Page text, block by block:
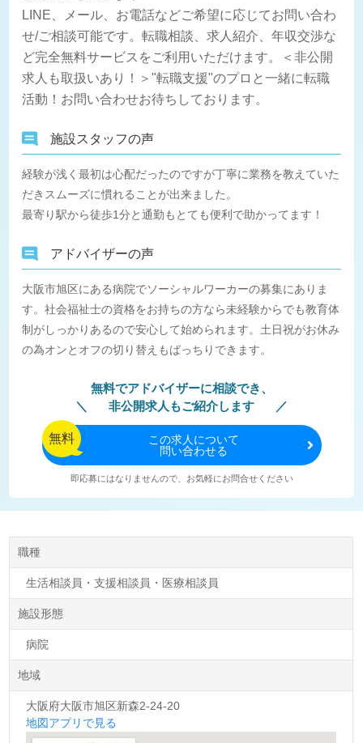
LINE、メール、お電話などご希望に応じてお問い合わ
せ/ご相談可能です。転職相談、求人紹介、年収交渉な
ど完全無料サービスをご利用いただけます。＜非公開
求人も取扱いあり！＞"転職支援"のプロと一緒に転職
活動！お問い合わせお待ちしております。
施設スタッフの声
経験が浅く最初は心配だったのですが丁寧に業務を教えていた
だきスムーズに慣れることが出来ました。
最寄り駅から徒歩1分と通勤もとても便利で助かってます！
アドバイザーの声
大阪市旭区にある病院でソーシャルワーカーの募集にありま
す。社会福祉士の資格をお持ちの方なら未経験からでも教育体
制がしっかりあるので安心して始められます。土日祝がお休み
の為オンとオフの切り替えもばっちりできます。
無料でアドバイザーに相談でき、
非公開求人もご紹介します
無料 この求人について
問い合わせる
即応募にはなりませんので、お気軽にお問合せください
職種
生活相談員・支援相談員・医療相談員
施設形態
病院
地域
大阪府大阪市旭区新森2-24-20
地図アプリで見る